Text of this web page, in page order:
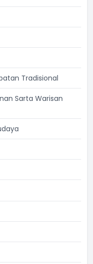
Tradisional
Sarta Warisan